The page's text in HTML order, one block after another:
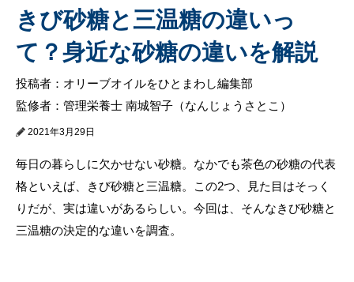
きび砂糖と三温糖の違いっ
て？身近な砂糖の違いを解説
投稿者：オリーブオイルをひとまわし編集部
監修者：管理栄養士 南城智子（なんじょうさとこ）
2021年3月29日
毎日の暮らしに欠かせない砂糖。なかでも茶色の砂糖の代表
格といえば、きび砂糖と三温糖。この2つ、見た目はそっく
りだが、実は違いがあるらしい。今回は、そんなきび砂糖と
三温糖の決定的な違いを調査。